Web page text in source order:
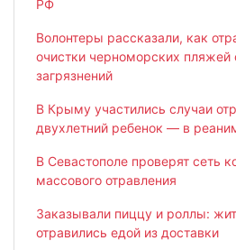
РФ
Волонтеры рассказали, как
очистки черноморских пляжей
загрязнений
В Крыму участились случаи
двухлетний ребенок — в
В Севастополе проверят сеть
массового отравления
Заказывали пиццу и роллы:
отравились едой из доставки